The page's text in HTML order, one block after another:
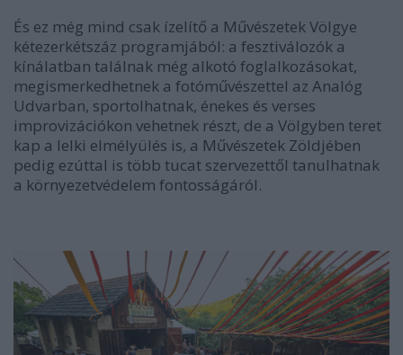
És ez még mind csak ízelítő a Művészetek Völgye
kétezerkétszáz programjából: a fesztiválozók a
kínálatban találnak még alkotó foglalkozásokat,
megismerkedhetnek a fotóművészettel az Analóg
Udvarban, sportolhatnak, énekes és verses
improvizációkon vehetnek részt, de a Völgyben teret
kap a lelki elmélyülés is, a Művészetek Zöldjében
pedig ezúttal is több tucat szervezettől tanulhatnak
a környezetvédelem fontosságáról.